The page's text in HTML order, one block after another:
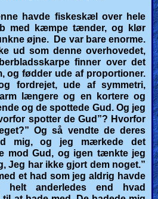
havde fiskeskæl over hele
med kæmpe tænder, og klør
øjne.
De var bare enorme.
ud som denne overhovedet,
finner over det
og fødder ude af proportioner.
fordrejet, ude af symmetri,
længere og en kortere og
og de spottede Gud. Og jeg
spotter de Gud”? Hvorfor
Og så vendte de deres
mig, og jeg mærkede det
mod Gud, og igen tænkte jeg
Jeg har ikke gjort dem noget.”
et had som jeg aldrig havde
helt anderledes end hvad